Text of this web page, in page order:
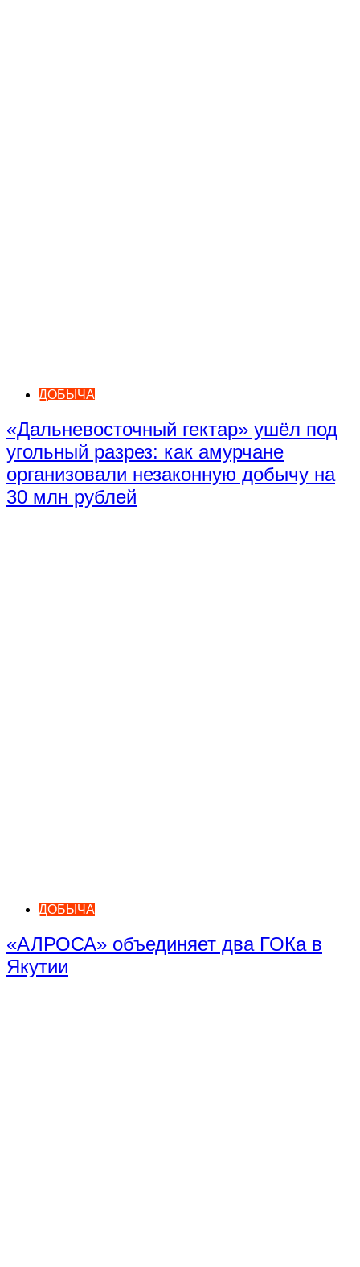
ДОБЫЧА
«Дальневосточный гектар» ушёл под
угольный разрез: как амурчане
организовали незаконную добычу на
30 млн рублей
ДОБЫЧА
«АЛРОСА» объединяет два ГОКа в
Якутии